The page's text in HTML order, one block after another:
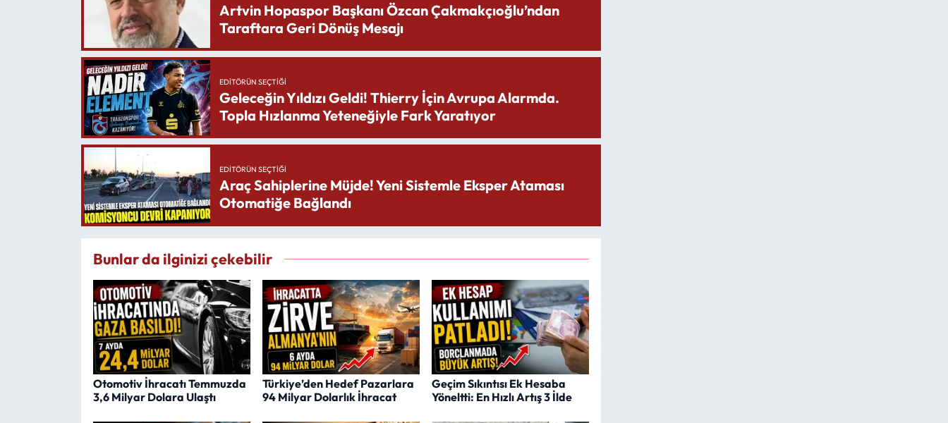
Artvin Hopaspor Başkanı Özcan Çakmakçıoğlu’ndan
Taraftara Geri Dönüş Mesajı
EDITÖRÜN SEÇTIĞI
Geleceğin Yıldızı Geldi! Thierry İçin Avrupa Alarmda.
Topla Hızlanma Yeteneğiyle Fark Yaratıyor
EDITÖRÜN SEÇTIĞI
Araç Sahiplerine Müjde! Yeni Sistemle Eksper Ataması
Otomatiğe Bağlandı
Bunlar da ilginizi çekebilir
Otomotiv İhracatı Temmuzda
3,6 Milyar Dolara Ulaştı
Türkiye’den Hedef Pazarlara
94 Milyar Dolarlık İhracat
Geçim Sıkıntısı Ek Hesaba
Yöneltti: En Hızlı Artış 3 İlde